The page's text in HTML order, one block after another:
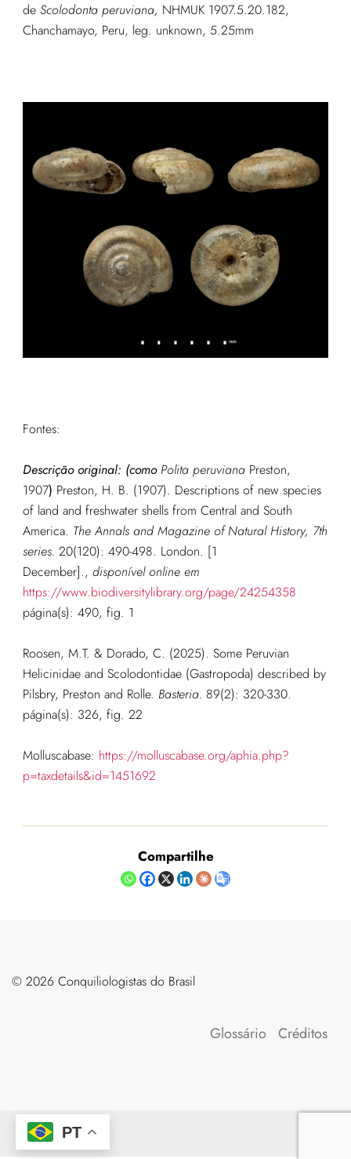
de Scolodonta peruviana, NHMUK 1907.5.20.182,
Chanchamayo, Peru, leg. unknown, 5.25mm
Fontes:
Descrição original: (como Polita peruvianaPreston,
1907) Preston, H. B. (1907). Descriptions of new species
of land and freshwater shells from Central and South
America. The Annals and Magazine of Natural History, 7th
series. 20(120): 490-498. London. [1
December]., disponível online em
https://www.biodiversitylibrary.org/page/24254358
página(s): 490, fig. 1
Roosen, M.T. & Dorado, C. (2025). Some Peruvian
Helicinidae and Scolodontidae (Gastropoda) described by
Pilsbry, Preston and Rolle. Basteria. 89(2): 320-330.
página(s): 326, fig. 22
Molluscabase: https://molluscabase.org/aphia.php?
p=taxdetails&id=1451692
Compartilhe
©️ 2026 Conquiliologistas do Brasil
Glossário Créditos
PT